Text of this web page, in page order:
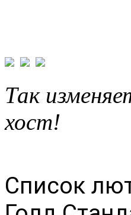
Так
хост!
Список